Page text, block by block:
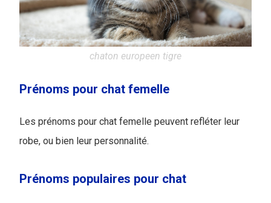
chaton europeen tigre
Prénoms pour chat femelle
Les prénoms pour chat femelle peuvent refléter leur
robe, ou bien leur personnalité.
Prénoms populaires pour chat